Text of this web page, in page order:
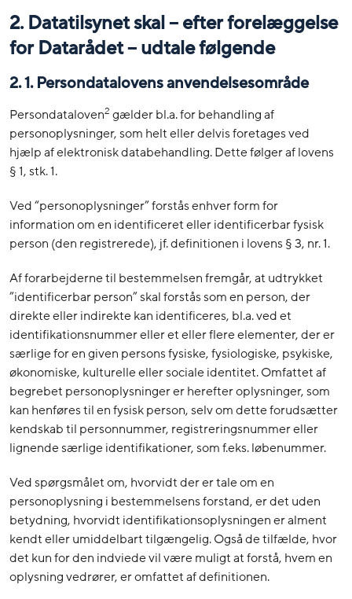
2. Datatilsynet skal – efter forelæggelse
for Datarådet – udtale følgende
2. 1. Persondatalovens anvendelsesområde
Persondataloven2 gælder bl.a. for behandling af
personoplysninger, som helt eller delvis foretages ved
hjælp af elektronisk databehandling. Dette følger af lovens
§ 1, stk. 1.
Ved “personoplysninger” forstås enhver form for
information om en identificeret eller identificerbar fysisk
person (den registrerede), jf. definitionen i lovens § 3, nr. 1.
Af forarbejderne til bestemmelsen fremgår, at udtrykket
”identificerbar person” skal forstås som en person, der
direkte eller indirekte kan identificeres, bl.a. ved et
identifikationsnummer eller et eller flere elementer, der er
særlige for en given persons fysiske, fysiologiske, psykiske,
økonomiske, kulturelle eller sociale identitet. Omfattet af
begrebet personoplysninger er herefter oplysninger, som
kan henføres til en fysisk person, selv om dette forudsætter
kendskab til personnummer, registreringsnummer eller
lignende særlige identifikationer, som f.eks. løbenummer.
Ved spørgsmålet om, hvorvidt der er tale om en
personoplysning i bestemmelsens forstand, er det uden
betydning, hvorvidt identifikationsoplysningen er alment
kendt eller umiddelbart tilgængelig. Også de tilfælde, hvor
det kun for den indviede vil være muligt at forstå, hvem en
oplysning vedrører, er omfattet af definitionen.